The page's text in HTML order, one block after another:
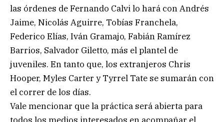
las órdenes de Fernando Calvi lo hará con Andrés
Jaime, Nicolás Aguirre, Tobías Franchela,
Federico Elías, Iván Gramajo, Fabián Ramírez
Barrios, Salvador Giletto, más el plantel de
juveniles. En tanto que, los extranjeros Chris
Hooper, Myles Carter y Tyrrel Tate se sumarán con
el correr de los días.
Vale mencionar que la práctica será abierta para